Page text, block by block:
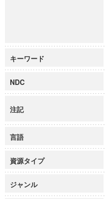
キーワード
NDC
注記
言語
資源タイプ
ジャンル